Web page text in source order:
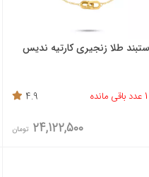
طلا زنجیری کارتیه ندیس
4.9
24,122,500 تومان